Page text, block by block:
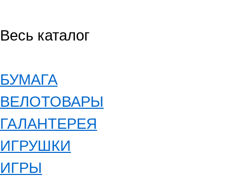
Весь каталог
БУМАГА
ВЕЛОТОВАРЫ
ГАЛАНТЕРЕЯ
ИГРУШКИ
ИГРЫ